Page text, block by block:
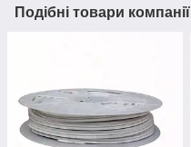
Подібні товари компанії